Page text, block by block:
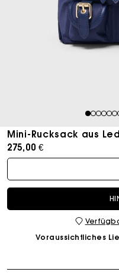
123456
Mini-Rucksack aus
275,00 €
Voraussichtliches